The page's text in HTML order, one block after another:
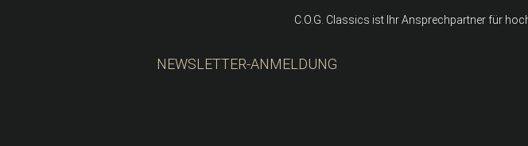
C.O.G. Classics ist Ihr Ansprechpartner für
NEWSLETTER-ANMELDUNG